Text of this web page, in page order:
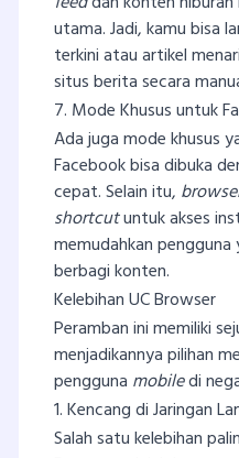
utama. Jadi, kamu bisa
terkini atau artikel
situs berita secara
7. Mode Khusus untuk
Ada juga mode khusus
Facebook bisa dibuka
cepat. Selain itu,
shortcutuntuk akses
memudahkan
berbagi konten.
Kelebihan UC Browser
Peramban ini memiliki
menjadikannya pilihan
pengguna mobiledi
1. Kencang di Jaringan
Salah satu kelebihan